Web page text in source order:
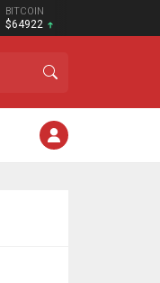
BITCOIN
$64922